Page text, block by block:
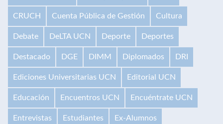
CRUCH Cuenta Pública de Gestión Cultura
Debate DeLTA UCN Deporte Deportes
Destacado DGE DIMM Diplomados DRI
Ediciones Universitarias UCN Editorial UCN
Educación Encuentros UCN Encuéntrate UCN
Entrevistas Estudiantes Ex-Alumnos